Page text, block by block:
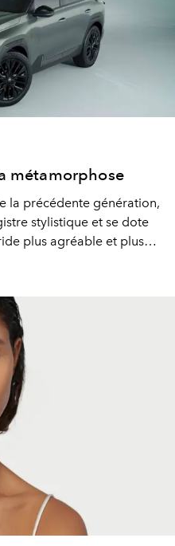
métamorphose
la précédente génération,
stylistique et se dote
plus agréable et plus
nouveau C5 Aircross a